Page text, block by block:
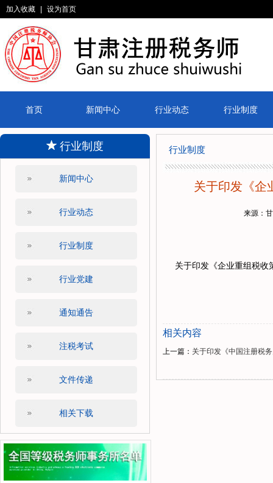
加入收藏 设为首页
首页 新闻中心 行业动态 行业制度
行业制度
新闻中心
行业动态
行业制度
行业党建
通知通告
注税考试
文件传递
相关下载
行业制度
关于印发《企
来源：
关于印发《企业重组税收
相关内容
上一篇： 关于印发《中国注册税